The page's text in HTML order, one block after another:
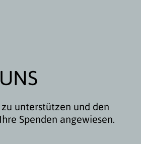
unterstützen und den
Spenden angewiesen.